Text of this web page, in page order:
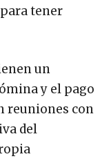
tener
un
y el pago
reuniones con
del